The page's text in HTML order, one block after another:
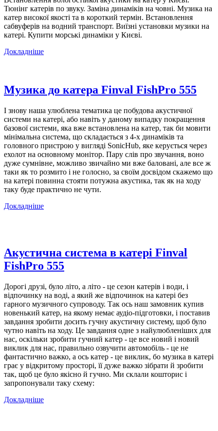
Тюнінг катерів по звуку. Заміна динаміків на човні. Музика на
катер високої якості та в короткий термін. Встановлення
сабвуферів на водний транспорт. Виїзні установки музики на
катері. Купити морські динаміки у Києві.
Докладніше
Музика до катера Finval FishPro 555
І знову наша улюблена тематика це побудова акустичної
системи на катері, або навіть у даному випадку покращення
базової системи, яка вже встановлена на катер, так би мовити
мінімальна система, що складається з 4-х динаміків та
головного пристрою у вигляді SonicHub, яке керується через
ехолот на основному монітор. Пару слів про звучання, воно
дуже сумнівне, можливо звичайно ми вже баловані, але все ж
таки як то розмито і не голосно, за своїм досвідом скажемо що
на катері повинна стояти потужна акустика, так як на ходу
таку буде практично не чути.
Докладніше
Акустична система в катері Finval
FishPro 555
Дорогі друзі, було літо, а літо - це сезон катерів і води, і
відпочинку на воді, а який же відпочинок на катері без
гарного музичного супроводу. Так ось наш замовник купив
новенький катер, на якому немає аудіо-підготовки, і поставив
завдання зробити досить гучну акустичну систему, щоб було
чутно навіть на ходу. Це завдання одне з найулюбленіших для
нас, оскільки зробити гучний катер - це все новий і новий
виклик для нас, правильно озвучити автомобіль - це не
фантастично важко, а ось катер - це виклик, бо музика в катері
грає у відкритому просторі, її дуже важко зібрати й зробити
так, щоб це було якісно й гучно. Ми склали кошторис і
запропонували таку схему:
Докладніше